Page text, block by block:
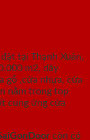
tại Thạnh Xuân,
m2, dây
gỗ ,cửa nhựa, cửa
nằm trong top
cung ứng cửa
còn có